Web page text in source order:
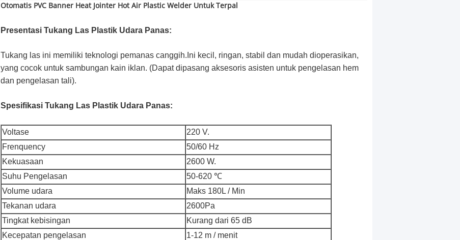
Otomatis PVC Banner Heat Jointer Hot Air Plastic Welder Untuk Terpal
Presentasi Tukang Las Plastik Udara Panas:
Tukang las ini memiliki teknologi pemanas canggih.Ini kecil, ringan, stabil dan mudah dioperasikan,
yang cocok untuk sambungan kain iklan. (Dapat dipasang aksesoris asisten untuk pengelasan hem
dan pengelasan tali).
Spesifikasi Tukang Las Plastik Udara Panas:
Voltase
220 V.
Frenquency
50/60 Hz
Kekuasaan
2600 W.
Suhu Pengelasan
50-620 ℃
Volume udara
Maks 180L / Min
Tekanan udara
2600Pa
Tingkat kebisingan
Kurang dari 65 dB
Kecepatan pengelasan
1-12 m / menit